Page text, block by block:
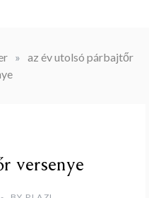
» az év utolsó párbajtőr
versenye